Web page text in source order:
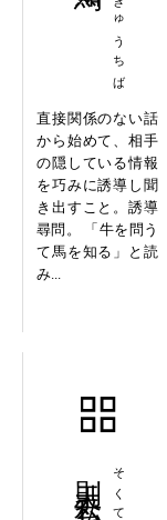
直接関係のない話
から始めて、相手
の隠している情報
を巧みに誘導し聞
き出すこと。誘導
尋問。 「牛を問う
て馬を知る」と読
み...